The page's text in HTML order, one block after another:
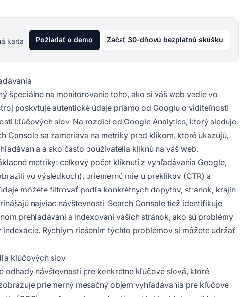
karta
Požiadať o demo Začať 30-dňovú bezplatnú skúšku
špeciálne na monitorovanie toho, ako si váš web vedie vo
poskytuje autentické údaje priamo od Googlu o viditeľnosti
kľúčových slov. Na rozdiel od Google Analytics, ktorý sleduje
Console sa zameriava na metriky pred klikom, ktoré ukazujú,
a ako často používatelia kliknú na váš web.
metriky: celkový počet kliknutí z vyhľadávania Google,
vo výsledkoch), priemernú mieru preklikov (CTR) a
môžete filtrovať podľa konkrétnych dopytov, stránok, krajín
najviac návštevnosti. Search Console tiež identifikuje
prehľadávaní a indexovaní vašich stránok, ako sú problémy
Rýchlym riešením týchto problémov si môžete udržať
kľúčových slov
návštevnosti pre konkrétne kľúčové slová, ktoré
priemerný mesačný objem vyhľadávania pre kľúčové